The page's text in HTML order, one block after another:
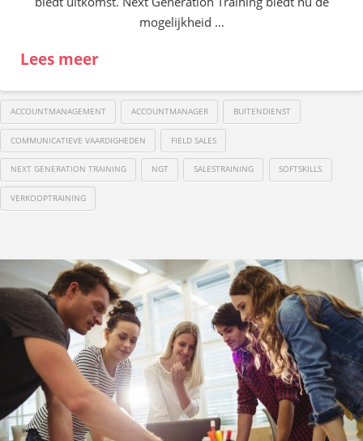
mogelijkheid …
Lees meer
ACCOUNTMANAGEMENT ACCOUNTMANAGER BUITENDIENST
COMMUNICATIEVE VAARDIGHEDEN FIELD SALES
NEXT GENERATION TRAINING NGT SALESTRAINING SOFTSKILLS
VERKOOPTRAINING